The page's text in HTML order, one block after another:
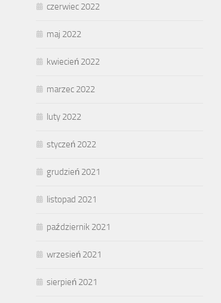
czerwiec 2022
maj 2022
kwiecień 2022
marzec 2022
luty 2022
styczeń 2022
grudzień 2021
listopad 2021
październik 2021
wrzesień 2021
sierpień 2021